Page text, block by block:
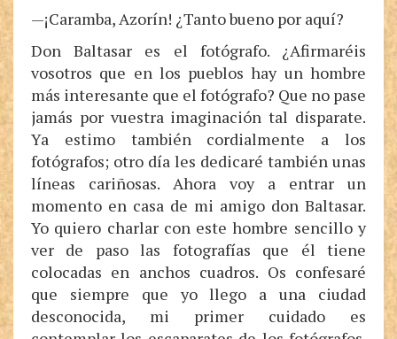
—¡Caramba, Azorín! ¿Tanto bueno por aquí?
Don Baltasar es el fotógrafo. ¿Afirmaréis
vosotros que en los pueblos hay un hombre
más interesante que el fotógrafo? Que no pase
jamás por vuestra imaginación tal disparate.
Ya estimo también cordialmente a los
fotógrafos; otro día les dedicaré también unas
líneas cariñosas. Ahora voy a entrar un
momento en casa de mi amigo don Baltasar.
Yo quiero charlar con este hombre sencillo y
ver de paso las fotografías que él tiene
colocadas en anchos cuadros. Os confesaré
que siempre que yo llego a una ciudad
desconocida, mi primer cuidado es